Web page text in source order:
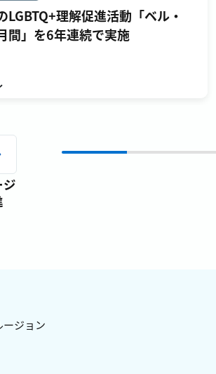
ージョン
理解促進活動「ベル・
」を6年連続で実施